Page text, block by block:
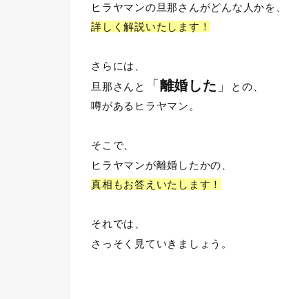
ヒラヤマンの旦那さんがどんな人かを、
詳しく解説いたします！
さらには、
旦那さんと
「離婚した 」
との、
噂があるヒラヤマン。
そこで、
ヒラヤマンが離婚したかの、
真相もお答えいたします！
それでは、
さっそく見ていきましょう。